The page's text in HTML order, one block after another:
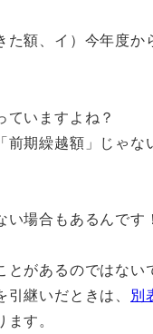
額、イ）今年度か
いますよね？
期繰越額」じゃな
場合もあるんです！
があるのではない
継いだときは、 別
す。